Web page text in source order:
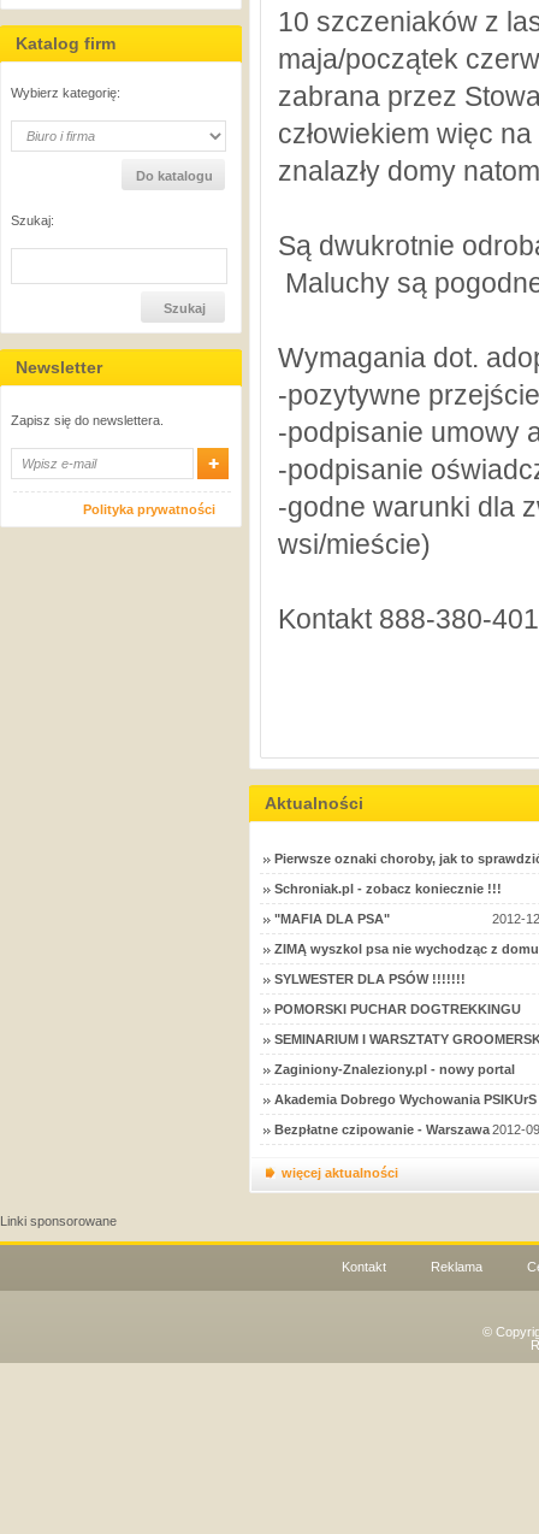
Katalog firm
Wybierz kategorię:
Szukaj:
Newsletter
Zapisz się do newslettera.
Polityka prywatności
10 szczeniaków z
maja/początek
zabrana przez
człowiekiem więc
znalazły domy
Są dwukrotnie
Maluchy są
Wymagania dot.
-pozytywne
-podpisanie umowy
-podpisanie
-godne warunki dla
wsi/mieście)
Kontakt 888-380-
Aktualności
Pierwsze oznaki choroby, jak to
Schroniak.pl - zobacz koniecznie !!!
"MAFIA DLA PSA" 2012-
ZIMĄ wyszkol psa nie wychodząc z
SYLWESTER DLA PSÓW !!!!!!!
POMORSKI PUCHAR DOGTREKKINGU
SEMINARIUM I WARSZTATY
Zaginiony-Znaleziony.pl - nowy portal
Akademia Dobrego Wychowania
Bezpłatne czipowanie - Warszawa2012-
więcej aktualności
Linki sponsorowane
Kontakt Reklama
©